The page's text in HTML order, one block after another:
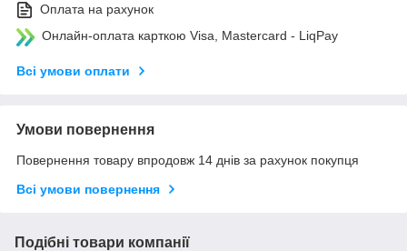
Оплата на рахунок
Онлайн-оплата карткою Visa, Mastercard - LiqPay
Всі умови оплати
Умови повернення
Повернення товару впродовж 14 днів за рахунок покупця
Всі умови повернення
Подібні товари компанії